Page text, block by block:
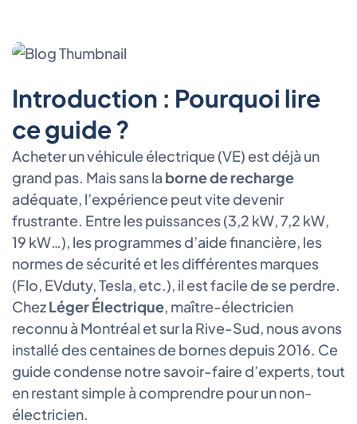
Introduction : Pourquoi lire
ce guide ?
Acheter un véhicule électrique (VE) est déjà un
grand pas. Mais sans la borne de recharge
adéquate, l’expérience peut vite devenir
frustrante. Entre les puissances (3,2 kW, 7,2 kW,
19 kW…), les programmes d’aide financière, les
normes de sécurité et les différentes marques
(Flo, EVduty, Tesla, etc.), il est facile de se perdre.
ChezLéger Électrique, maître-électricien
reconnu à Montréal et sur la Rive-Sud, nous avons
installé des centaines de bornes depuis 2016. Ce
guide condense notre savoir-faire d’experts, tout
en restant simple à comprendre pour un non-
électricien.